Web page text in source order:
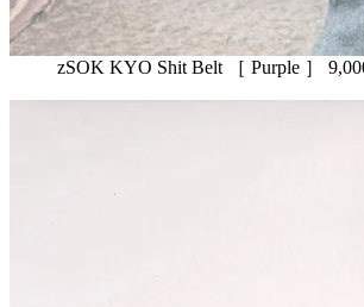
zSOK KYO Shit Belt ［ Purple ］